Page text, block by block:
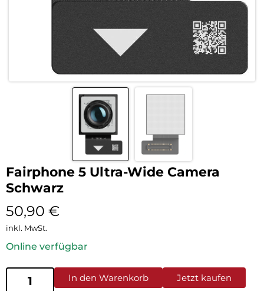
Fairphone 5 Ultra-Wide Camera
Schwarz
50,90 €
inkl. MwSt.
Online verfügbar
In den Warenkorb Jetzt kaufen